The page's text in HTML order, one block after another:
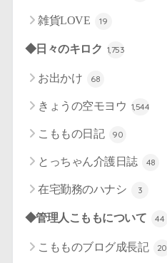
雑貨LOVE 19
◆日々のキロク 1,753
お出かけ 68
きょうの空モヨウ 1,544
こももの日記 90
とっちゃん介護日誌 48
在宅勤務のハナシ 3
◆管理人こももについて 44
こもものブログ成長記 20